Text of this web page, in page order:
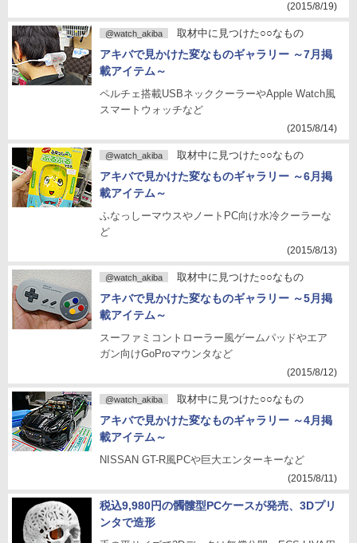
(2015/8/19)
@watch_akiba 取材中に見つけた○○なもの
アキバで見かけた変なものギャラリー ～7月掲
載アイテム～
ペルチェ搭載USBネッククーラーやApple Watch風
スマートウォッチなど
(2015/8/14)
@watch_akiba 取材中に見つけた○○なもの
アキバで見かけた変なものギャラリー ～6月掲
載アイテム～
ふなっしーマウスやノートPC向け水冷クーラーな
ど
(2015/8/13)
@watch_akiba 取材中に見つけた○○なもの
アキバで見かけた変なものギャラリー ～5月掲
載アイテム～
スーファミコントローラー風ゲームパッドやエア
ガン向けGoProマウンタなど
(2015/8/12)
@watch_akiba 取材中に見つけた○○なもの
アキバで見かけた変なものギャラリー ～4月掲
載アイテム～
NISSAN GT-R風PCや巨大エンターキーなど
(2015/8/11)
税込9,980円の髑髏型PCケースが発売、3Dプリ
ンタで造形